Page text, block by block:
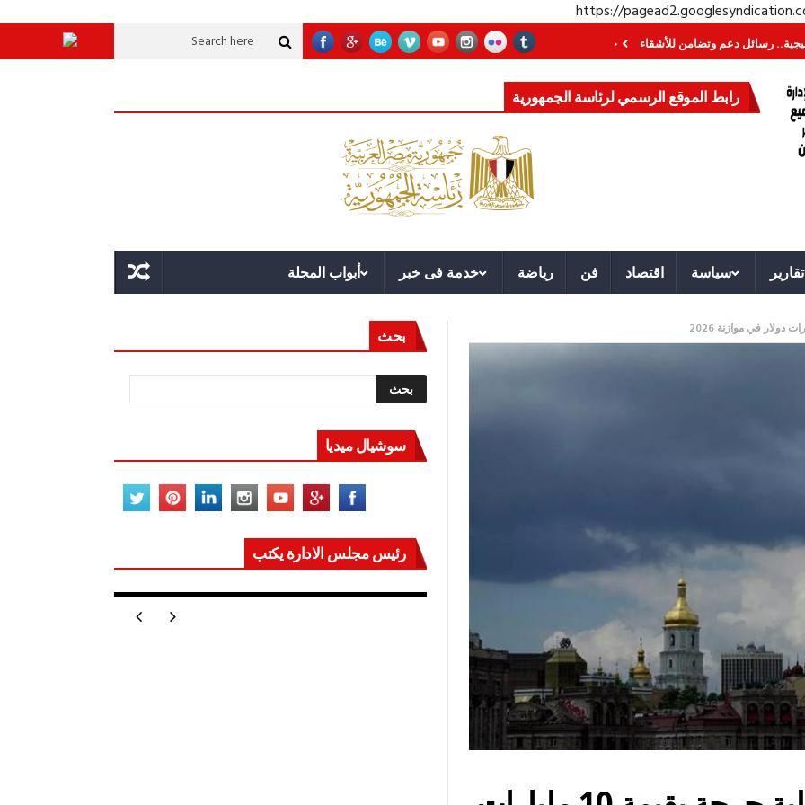
https://
دعم وتضامن للأشقاء جهاز مستقبل مصر نموذجا.. لماذا تُنشئ الدول كيانات تنموية عملاقة؟ قوة الدولة.. عندما يصبح التخطيط خط الدفاع الأول
رابط الموقع الرسمي لرئاسة الجمهورية
تقارير سياسة اقتصاد فن رياضة خدمة فى خبر أبواب المجلة
بحث
سوشيال ميديا
رئيس مجلس الادارة يكتب
مصر تعيد للعالم اتزانه أكتوبر «النصر» و«المجلة»